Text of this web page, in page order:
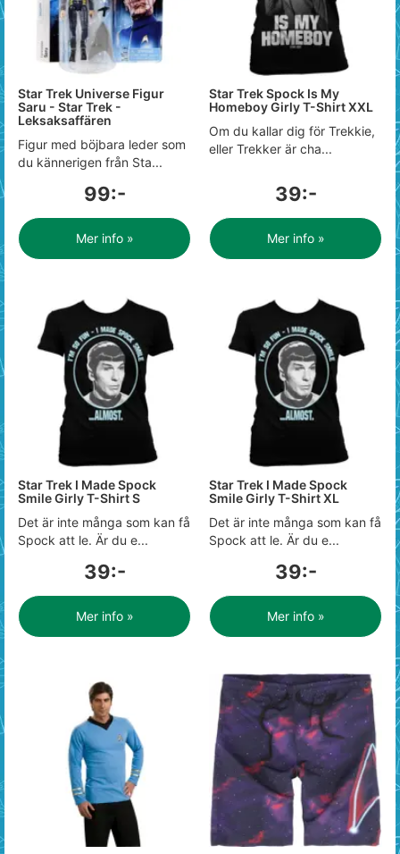
Star Trek Universe Figur
Saru - Star Trek -
Leksaksaffären
Figur med böjbara leder som
du kännerigen från Sta...
99:-
Mer info »
Star Trek Spock Is My
Homeboy Girly T-Shirt XXL
Om du kallar dig för Trekkie,
eller Trekker är cha...
39:-
Mer info »
Star Trek I Made Spock
Smile Girly T-Shirt S
Det är inte många som kan få
Spock att le. Är du e...
39:-
Mer info »
Star Trek I Made Spock
Smile Girly T-Shirt XL
Det är inte många som kan få
Spock att le. Är du e...
39:-
Mer info »